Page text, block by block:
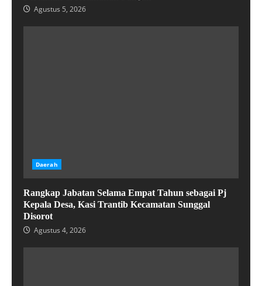
Agustus 5, 2026
Daerah
Rangkap Jabatan Selama Empat Tahun sebagai Pj
Kepala Desa, Kasi Trantib Kecamatan Sunggal
Disorot
Agustus 4, 2026